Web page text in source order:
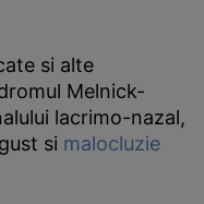
si alte
Melnick-
lacrimo-nazal,
si malocluzie